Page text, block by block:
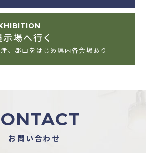
示場へ行く
、郡山をはじめ県内各会場あり
お問い合わせ